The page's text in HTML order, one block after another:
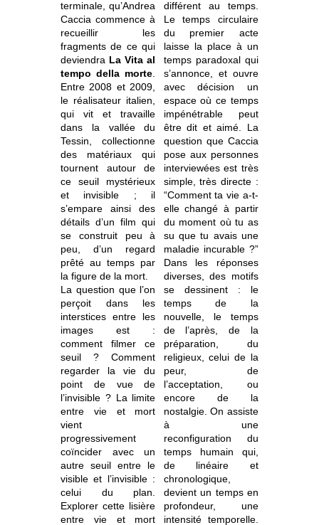
terminale, qu’Andrea
Caccia commence à
recueillir les
fragments de ce qui
deviendra La Vita al
tempo della morte.
Entre 2008 et 2009,
le réalisateur italien,
qui vit et travaille
dans la vallée du
Tessin, collectionne
des matériaux qui
tournent autour de
ce seuil mystérieux
et invisible ; il
s’empare ainsi des
détails d’un film qui
se construit peu à
peu, d’un regard
prêté au temps par
la figure de la mort.
La question que l’on
perçoit dans les
interstices entre les
images est :
comment filmer ce
seuil ? Comment
regarder la vie du
point de vue de
l’invisible ? La limite
entre vie et mort
vient
progressivement
coïncider avec un
autre seuil entre le
visible et l’invisible :
celui du plan.
Explorer cette lisière
entre vie et mort
différent au temps.
Le temps circulaire
du premier acte
laisse la place à un
temps paradoxal qui
s’annonce, et ouvre
avec décision un
espace où ce temps
impénétrable peut
être dit et aimé. La
question que Caccia
pose aux personnes
interviewées est très
simple, très directe :
“Comment ta vie a-t-
elle changé à partir
du moment où tu as
su que tu avais une
maladie incurable ?”
Dans les réponses
diverses, des motifs
se dessinent : le
temps de la
nouvelle, le temps
de l’après, de la
préparation, du
religieux, celui de la
peur, de
l’acceptation, ou
encore de la
nostalgie. On assiste
à une
reconfiguration du
temps humain qui,
de linéaire et
chronologique,
devient un temps en
profondeur, une
intensité temporelle.